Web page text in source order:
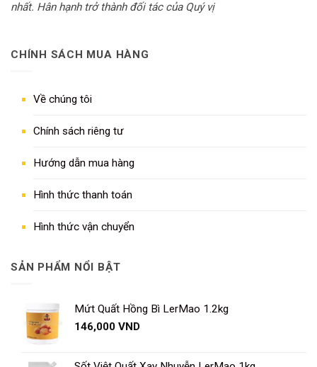
nhất. Hân hạnh trở thành đối tác của Quý vị
CHÍNH SÁCH MUA HÀNG
Về chúng tôi
Chính sách riêng tư
Hướng dẫn mua hàng
Hình thức thanh toán
Hình thức vận chuyển
SẢN PHẨM NỔI BẬT
Mứt Quất Hồng Bì LerMao 1.2kg
146,000 VND